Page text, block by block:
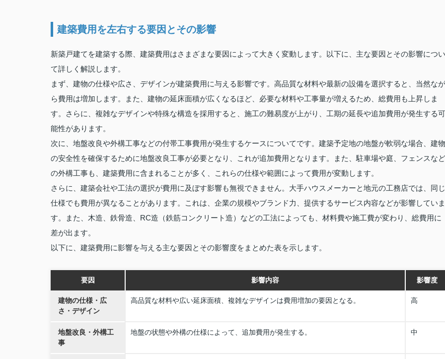
建築費用を左右する要因とその影響
新築戸建てを建築する際、建築費用はさまざまな要因によって大きく変動します。以下に、主な要因とその影響につい
て詳しく解説します。
まず、建物の仕様や広さ、デザインが建築費用に与える影響です。高品質な材料や最新の設備を選択すると、当然なが
ら費用は増加します。また、建物の延床面積が広くなるほど、必要な材料や工事量が増えるため、総費用も上昇しま
す。さらに、複雑なデザインや特殊な構造を採用すると、施工の難易度が上がり、工期の延長や追加費用が発生する可
能性があります。
次に、地盤改良や外構工事などの付帯工事費用が発生するケースについてです。建築予定地の地盤が軟弱な場合、建物
の安全性を確保するために地盤改良工事が必要となり、これが追加費用となります。また、駐車場や庭、フェンスなど
の外構工事も、建築費用に含まれることが多く、これらの仕様や範囲によって費用が変動します。
さらに、建築会社や工法の選択が費用に及ぼす影響も無視できません。大手ハウスメーカーと地元の工務店では、同じ
仕様でも費用が異なることがあります。これは、企業の規模やブランド力、提供するサービス内容などが影響していま
す。また、木造、鉄骨造、RC造（鉄筋コンクリート造）などの工法によっても、材料費や施工費が変わり、総費用に
差が出ます。
以下に、建築費用に影響を与える主な要因とその影響度をまとめた表を示します。
要因 影響内容 影響度
建物の仕様・広
さ・デザイン
高品質な材料や広い延床面積、複雑なデザインは費用増加の要因となる。 高
地盤改良・外構工
事
地盤の状態や外構の仕様によって、追加費用が発生する。 中